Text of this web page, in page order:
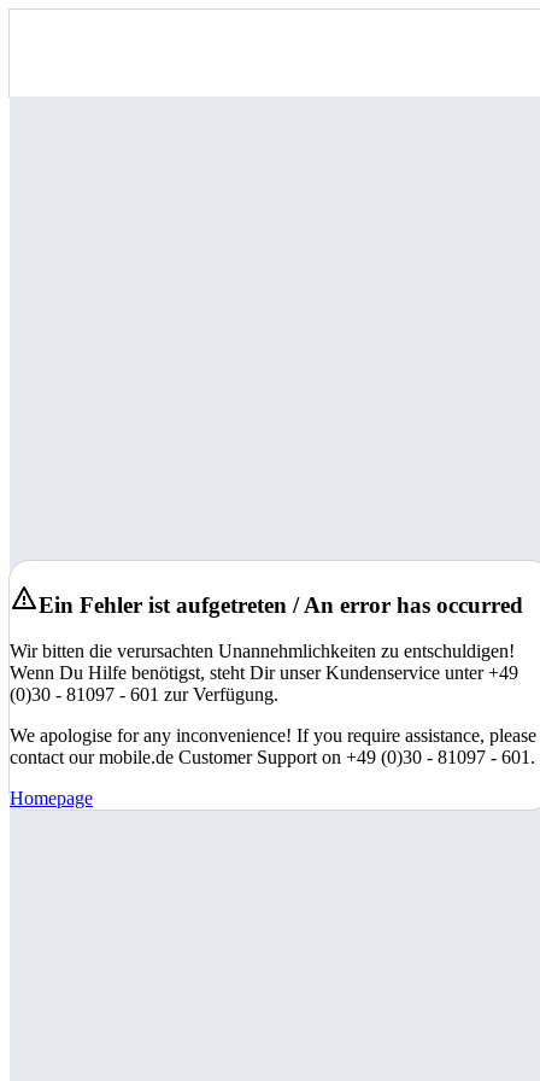
Ein Fehler ist aufgetreten / An error has occurred
Wir bitten die verursachten Unannehmlichkeiten zu entschuldigen!
Wenn Du Hilfe benötigst, steht Dir unser Kundenservice unter +49
(0)30 - 81097 - 601 zur Verfügung.
We apologise for any inconvenience! If you require assistance, please
contact our mobile.de Customer Support on +49 (0)30 - 81097 - 601.
Homepage